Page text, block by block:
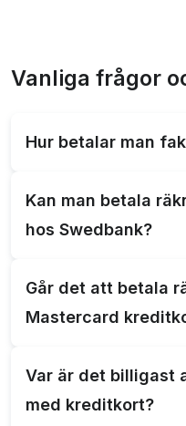
Vanliga frågor
Hur betalar man
kreditkonto om
du räkningar och
Kan man betala
hos Swedbank?
betala räkningar och
Går det att betala
Mastercard
kreditkort. Hur du går
kreditgivare, men det
Var är det billigast
med kreditkort?